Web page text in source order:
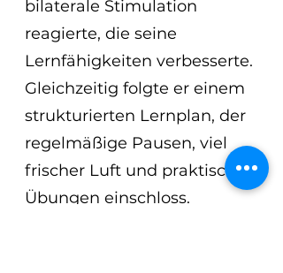
bilaterale Stimulation
reagierte, die seine
Lernfähigkeiten verbesserte.
Gleichzeitig folgte er einem
strukturierten Lernplan, der
regelmäßige Pausen, viel
frischer Luft und praktische
Übungen einschloss.